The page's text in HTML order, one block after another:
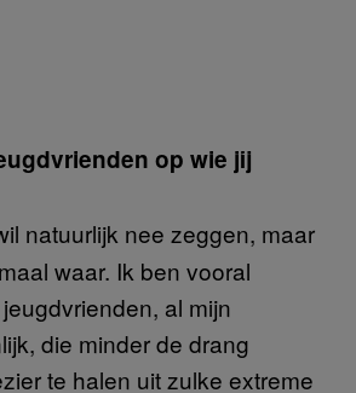
op wie jij
natuurlijk nee zeggen, maar
waar. Ik ben vooral
al mijn
die minder de drang
te halen uit zulke extreme